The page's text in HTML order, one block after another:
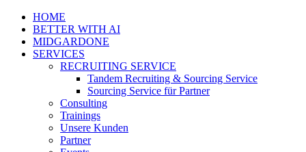
HOME
BETTER WITH AI
MIDGARDONE
SERVICES
RECRUITING SERVICE
Tandem Recruiting & Sourcing Service
Sourcing Service für Partner
Consulting
Trainings
Unsere Kunden
Partner